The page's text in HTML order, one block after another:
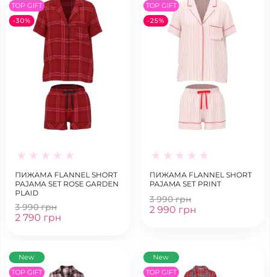
TOP GIFT
-30%
ПИЖАМА FLANNEL SHORT
PAJAMA SET ROSE GARDEN
PLAID
3 990 грн
2 790 грн
TOP GIFT
-25%
ПИЖАМА FLANNEL SHORT
PAJAMA SET PRINT
3 990 грн
2 990 грн
New
TOP GIFT
New
TOP GIFT